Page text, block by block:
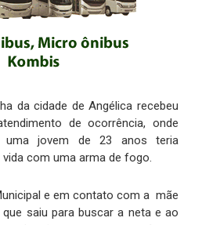
da cidade de Angélica recebeu
de ocorrência, onde
uma jovem de 23 anos teria
com uma arma de fogo.
e em contato com a mãe
saiu para buscar a neta e ao